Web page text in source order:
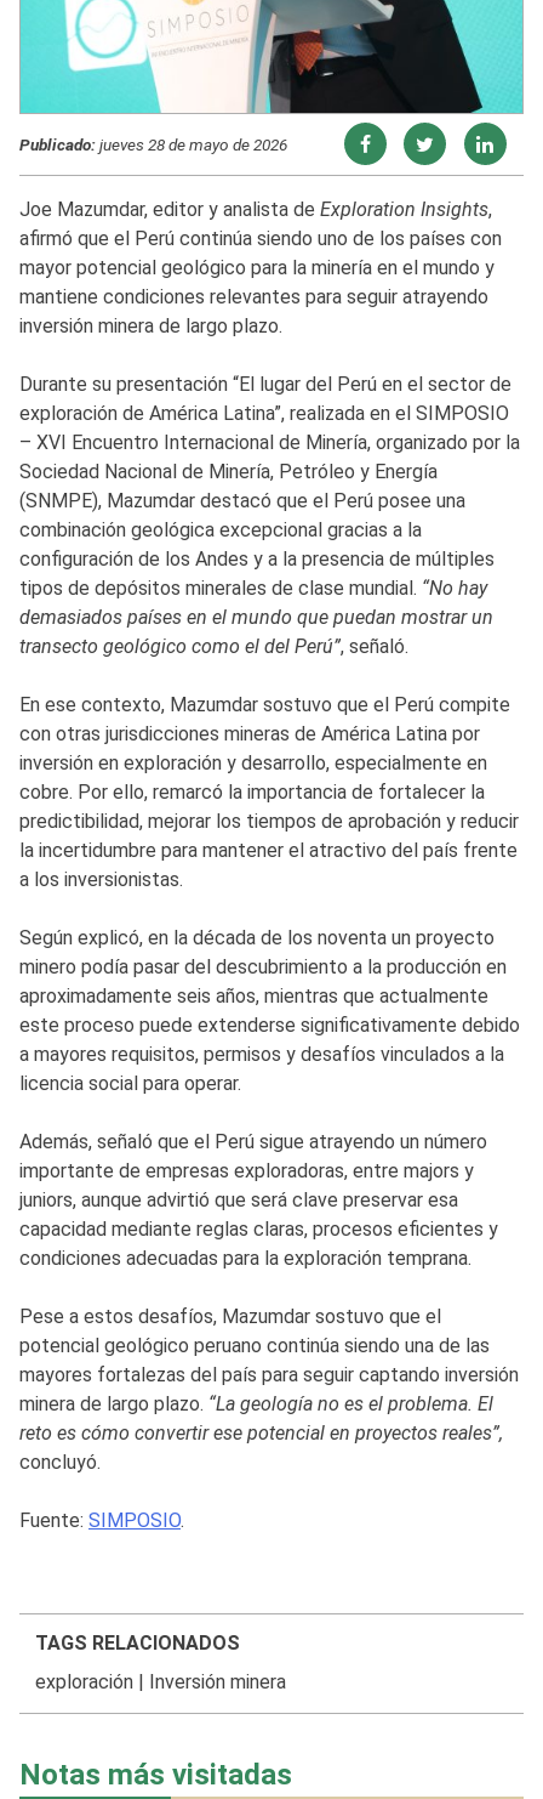
Publicado:jueves 28 de mayo de 2026
Joe Mazumdar, editor y analista de Exploration Insights,
afirmó que el Perú continúa siendo uno de los países con
mayor potencial geológico para la minería en el mundo y
mantiene condiciones relevantes para seguir atrayendo
inversión minera de largo plazo.
Durante su presentación “El lugar del Perú en el sector de
exploración de América Latina”, realizada en el SIMPOSIO
– XVI Encuentro Internacional de Minería, organizado por la
Sociedad Nacional de Minería, Petróleo y Energía
(SNMPE), Mazumdar destacó que el Perú posee una
combinación geológica excepcional gracias a la
configuración de los Andes y a la presencia de múltiples
tipos de depósitos minerales de clase mundial. “No hay
demasiados países en el mundo que puedan mostrar un
transecto geológico como el del Perú”, señaló.
En ese contexto, Mazumdar sostuvo que el Perú compite
con otras jurisdicciones mineras de América Latina por
inversión en exploración y desarrollo, especialmente en
cobre. Por ello, remarcó la importancia de fortalecer la
predictibilidad, mejorar los tiempos de aprobación y reducir
la incertidumbre para mantener el atractivo del país frente
a los inversionistas.
Según explicó, en la década de los noventa un proyecto
minero podía pasar del descubrimiento a la producción en
aproximadamente seis años, mientras que actualmente
este proceso puede extenderse significativamente debido
a mayores requisitos, permisos y desafíos vinculados a la
licencia social para operar.
Además, señaló que el Perú sigue atrayendo un número
importante de empresas exploradoras, entre majors y
juniors, aunque advirtió que será clave preservar esa
capacidad mediante reglas claras, procesos eficientes y
condiciones adecuadas para la exploración temprana.
Pese a estos desafíos, Mazumdar sostuvo que el
potencial geológico peruano continúa siendo una de las
mayores fortalezas del país para seguir captando inversión
minera de largo plazo. “La geología no es el problema. El
reto es cómo convertir ese potencial en proyectos reales”,
concluyó.
Fuente: SIMPOSIO.
TAGS RELACIONADOS
exploración| Inversión minera
Notas más visitadas